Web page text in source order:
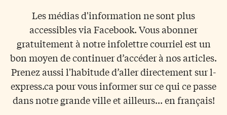
Les médias d'information ne sont plus
accessibles via Facebook. Vous abonner
gratuitement à notre infolettre courriel est un
bon moyen de continuer d’accéder à nos articles.
Prenez aussi l'habitude d’aller directement sur l-
express.ca pour vous informer sur ce qui ce passe
dans notre grande ville et ailleurs... en français!